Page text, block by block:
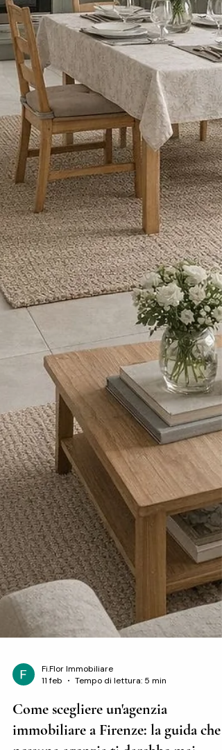
11 feb
Tempo di lettura: 5 min
Come scegliere un'agenzia